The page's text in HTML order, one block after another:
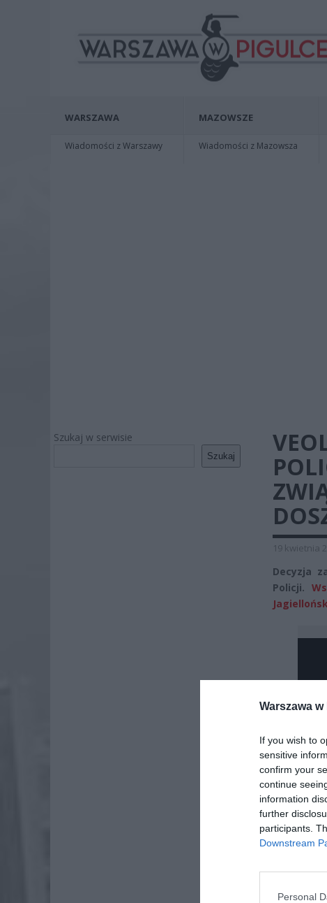
Warszawa w
If you wish to
sensitive
confirm your
continue
information
further
participants.
Downstream
Personal
WARSZAWA
Wiadomości z Warszawy
MAZOWSZE
Wiadomości z Mazowsza
Szukaj w serwisie
Szukaj
19 kwietnia
Decyzja
Policji.
Dodaj